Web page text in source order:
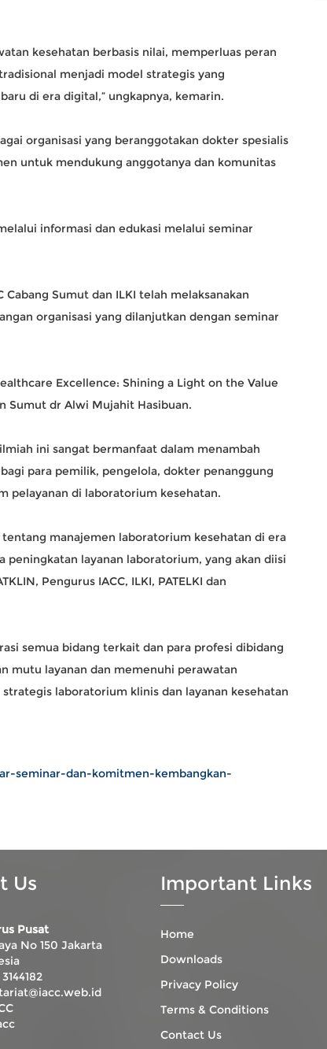
kesehatan berbasis nilai, memperluas peran
menjadi model strategis yang
di era digital,” ungkapnya, kemarin.
organisasi yang beranggotakan dokter spesialis
untuk mendukung anggotanya dan komunitas
informasi dan edukasi melalui seminar
Sumut dan ILKI telah melaksanakan
organisasi yang dilanjutkan dengan seminar
Excellence: Shining a Light on the Value
Sumut dr Alwi Mujahit Hasibuan.
ini sangat bermanfaat dalam menambah
para pemilik, pengelola, dokter penanggung
pelayanan di laboratorium kesehatan.
manajemen laboratorium kesehatan di era
layanan laboratorium, yang akan diisi
Pengurus IACC, ILKI, PATELKI dan
semua bidang terkait dan para profesi dibidang
mutu layanan dan memenuhi perawatan
laboratorium klinis dan layanan kesehatan
seminar-dan-komitmen-kembangkan-
Us
Pusat
No 150 Jakarta
Important Links
Home
Downloads
Privacy Policy
Terms & Conditions
Contact Us